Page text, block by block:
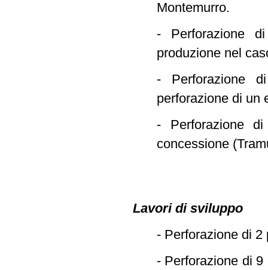
Montemurro.
- Perforazione
produzione nel
- Perforazione
perforazione di un
- Perforazione
concessione
Lavori di sviluppo
- Perforazione di
- Perforazione di